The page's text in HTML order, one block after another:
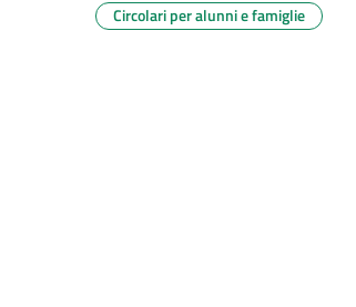
Circolari per alunni e famiglie